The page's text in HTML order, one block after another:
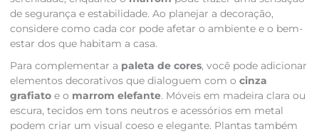
de segurança e estabilidade. Ao planejar a decoração,
considere como cada cor pode afetar o ambiente e o bem-
estar dos que habitam a casa.
Para complementar a paleta de cores, você pode adicionar
elementos decorativos que dialoguem com o cinza
grafiatoe o marrom elefante. Móveis em madeira clara ou
escura, tecidos em tons neutros e acessórios em metal
podem criar um visual coeso e elegante. Plantas também